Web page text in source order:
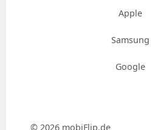
Apple
Samsung
Google
© 2026 mobiFlip.de